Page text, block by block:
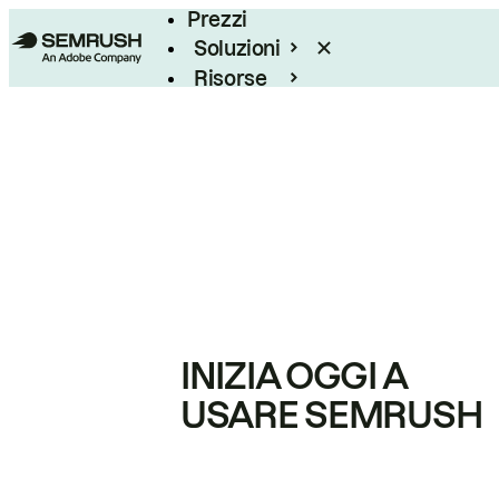
Prezzi
Soluzioni
Risorse
INIZIA OGGI A
USARE SEMRUSH